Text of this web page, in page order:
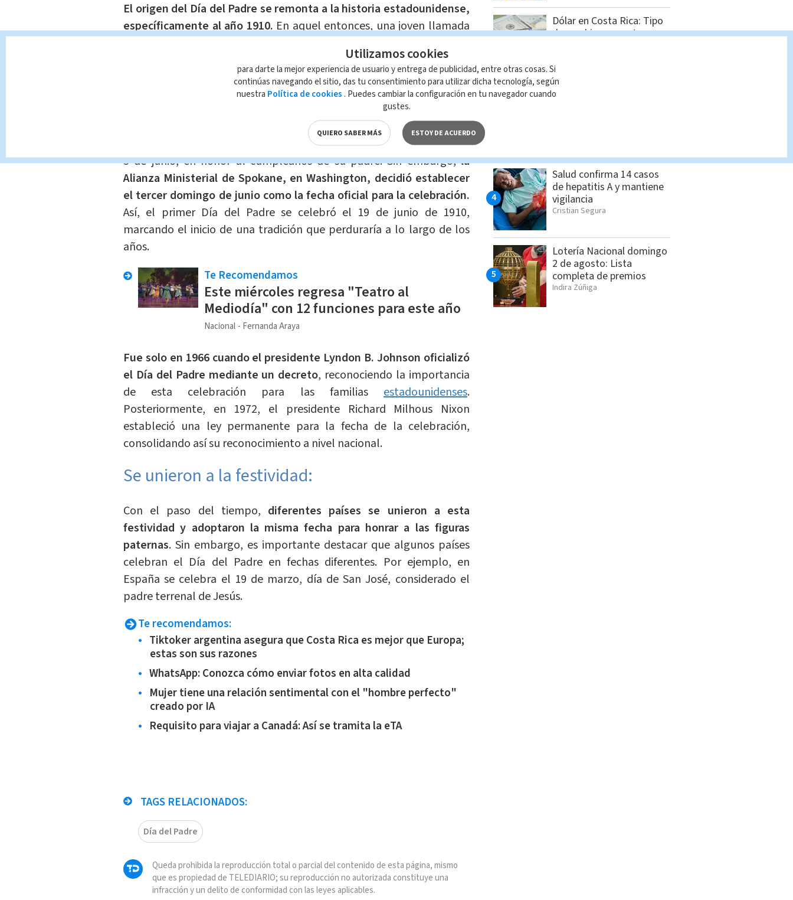
El origen del Día del Padre se remonta a la historia estadounidense,
específicamente al año 1910.En aquel entonces, una joven llamada
establecer un día especial para honrar a los padres y reconocer su
importancia en la vida familiar. Sonora se inspiró en su propio padre,
Jackson Smart, un veterano de guerra que, tras el fallecimiento de
su esposa, asumió la responsabilidad de criar solo a sus seis hijos.
La propuesta de Sonora era que la fecha de conmemoración fuera el
5 de junio, en honor al cumpleaños de su padre. Sin embargo,la
Alianza Ministerial de Spokane, en Washington, decidió establecer
el tercer domingo de junio como la fecha oficial para la celebración.
Así, el primer Día del Padre se celebró el 19 de junio de 1910,
marcando el inicio de una tradición que perduraría a lo largo de los
años.
Te Recomendamos
Este miércoles regresa "Teatro al
Mediodía" con 12 funciones para este año
Nacional Fernanda Araya
Fue solo en 1966 cuando el presidente Lyndon B. Johnson oficializó
el Día del Padre mediante un decreto, reconociendo la importancia
de esta celebración para las familias estadounidenses.
Posteriormente, en 1972, el presidente Richard Milhous Nixon
estableció una ley permanente para la fecha de la celebración,
consolidando así su reconocimiento a nivel nacional.
Se unieron a la festividad:
Con el paso del tiempo, diferentes países se unieron a esta
festividad y adoptaron la misma fecha para honrar a las figuras
paternas. Sin embargo, es importante destacar que algunos países
celebran el Día del Padre en fechas diferentes. Por ejemplo, en
España se celebra el 19 de marzo, día de San José, considerado el
padre terrenal de Jesús.
Te recomendamos:
Tiktoker argentina asegura que Costa Rica es mejor que Europa;
estas son sus razones
WhatsApp: Conozca cómo enviar fotos en alta calidad
Mujer tiene una relación sentimental con el "hombre perfecto"
creado por IA
Requisito para viajar a Canadá: Así se tramita la eTA
TAGS RELACIONADOS:
Día del Padre
Queda prohibida la reproducción total o parcial del contenido de esta página, mismo
que es propiedad de TELEDIARIO; su reproducción no autorizada constituye una
infracción y un delito de conformidad con las leyes aplicables.
Dólar en Costa Rica: Tipo
de cambio para este
Feria de empleo reunirá
Salud confirma 14 casos
de hepatitis A y mantiene
vigilancia
Cristian Segura
Lotería Nacional domingo
2 de agosto: Lista
completa de premios
Indira Zúñiga
Utilizamos cookies
para darte la mejor experiencia de usuario y entrega de publicidad, entre otras cosas. Si
continúas navegando el sitio, das tu consentimiento para utilizar dicha tecnología, según
nuestra Política de cookies . Puedes cambiar la configuración en tu navegador cuando
gustes.
QUIERO SABER MÁS ESTOY DE ACUERDO